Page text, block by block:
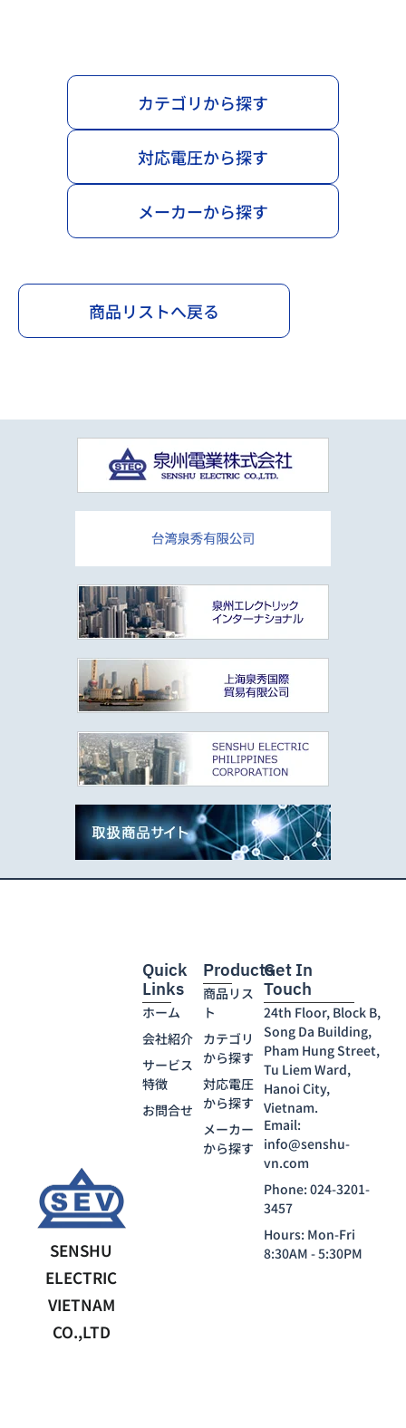
カテゴリから探す
対応電圧から探す
メーカーから探す
商品リストへ戻る
SENSHU
ELECTRIC
VIETNAM
CO.,LTD
Products
商品リス
ト
カテゴリ
から探す
対応電圧
から探す
メーカー
から探す
Quick
Links
ホーム
会社紹介
サービス
特徴
お問合せ
Get In
Touch
24th Floor, Block B,
Song Da Building,
Pham Hung Street,
Tu Liem Ward,
Hanoi City,
Vietnam.
Email:
info@senshu-
vn.com
Phone: 024-3201-
3457
Hours: Mon-Fri
8:30AM - 5:30PM